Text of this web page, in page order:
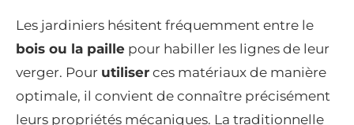
Les jardiniers hésitent fréquemment entre le
bois ou la paille pour habiller les lignes de leur
verger. Pour utiliser ces matériaux de manière
optimale, il convient de connaître précisément
leurs propriétés mécaniques. La traditionnelle